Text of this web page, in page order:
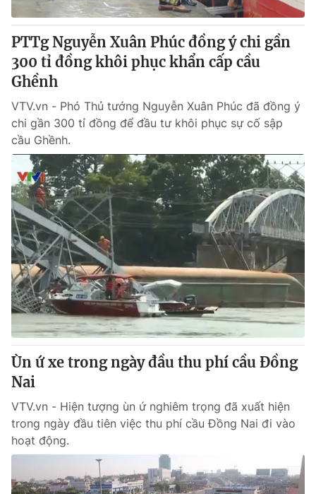
PTTg Nguyễn Xuân Phúc đồng ý chi gần
300 tỉ đồng khôi phục khẩn cấp cầu
Ghềnh
VTV.vn - Phó Thủ tướng Nguyễn Xuân Phúc đã đồng ý
chi gần 300 tỉ đồng để đầu tư khôi phục sự cố sập
cầu Ghềnh.
Ùn ứ xe trong ngày đầu thu phí cầu Đồng
Nai
VTV.vn - Hiện tượng ùn ứ nghiêm trọng đã xuất hiện
trong ngày đầu tiên việc thu phí cầu Đồng Nai đi vào
hoạt động.